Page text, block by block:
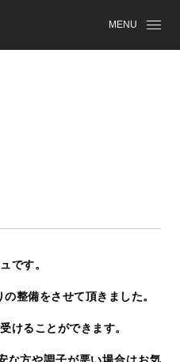
MENU
です。
整備をさせて頂きました。
けることができます。
な方や調子が悪い場合はお気